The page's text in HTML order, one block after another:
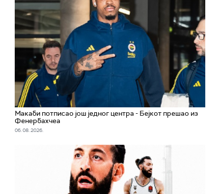
Макаби потписао још једног центра - Бејкот прешао из
Фенербахчеа
06. 08. 2026.